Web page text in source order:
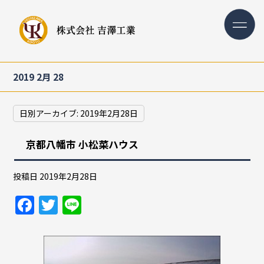
2019 2月 28
日別アーカイブ: 2019年2月28日
京都八幡市 小松菜ハウス
投稿日 2019年2月28日
F
a
c
T
w
itte